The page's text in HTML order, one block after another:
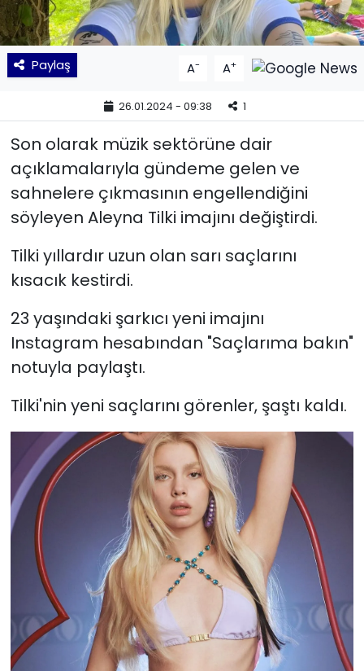
Paylaş A- A+
26.01.2024 - 09:38 1
Son olarak müzik sektörüne dair
açıklamalarıyla gündeme gelen ve
sahnelere çıkmasının engellendiğini
söyleyen Aleyna Tilki imajını değiştirdi.
Tilki yıllardır uzun olan sarı saçlarını
kısacık kestirdi.
23 yaşındaki şarkıcı yeni imajını
Instagram hesabından "Saçlarıma bakın"
notuyla paylaştı.
Tilki'nin yeni saçlarını görenler, şaştı kaldı.
SAĞLIK
Siyaset
TEKNOLOJİ
Yaşam
YEREL YÖNETİMLER
Yurt